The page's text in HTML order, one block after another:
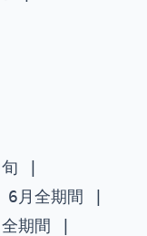
|
月全期間 |
期間 |